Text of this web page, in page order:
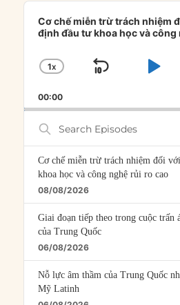
Audio
Player
Cơ chế miễn trừ trách nhiệm
định đầu tư khoa học và công
CHANGE
RATE
1X
SKIP
00:00
Search
Episodes
Cơ chế miễn trừ trách nhiệm đối
khoa học và công nghệ rủi ro cao
08/08/2026
Giai đoạn tiếp theo trong cuộc trấn
của Trung Quốc
06/08/2026
Nỗ lực âm thầm của Trung Quốc
Mỹ Latinh